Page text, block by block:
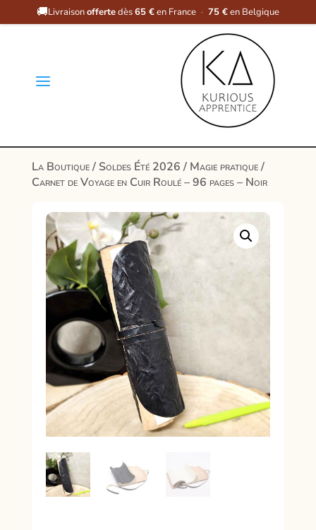
🚚Livraisonoffertedès65 €en France · 75 €en Belgique
a
La Boutique/ Soldes Été 2026/ Magie pratique/
Carnet de Voyage en Cuir Roulé – 96 pages – Noir